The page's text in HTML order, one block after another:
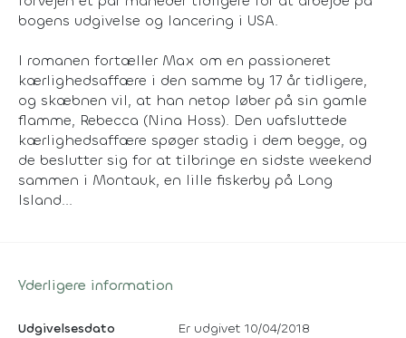
bogens udgivelse og lancering i USA.
I romanen fortæller Max om en passioneret
kærlighedsaffære i den samme by 17 år tidligere,
og skæbnen vil, at han netop løber på sin gamle
flamme, Rebecca (Nina Hoss). Den uafsluttede
kærlighedsaffære spøger stadig i dem begge, og
de beslutter sig for at tilbringe en sidste weekend
sammen i Montauk, en lille fiskerby på Long
Island...
Yderligere information
Udgivelsesdato Er udgivet 10/04/2018